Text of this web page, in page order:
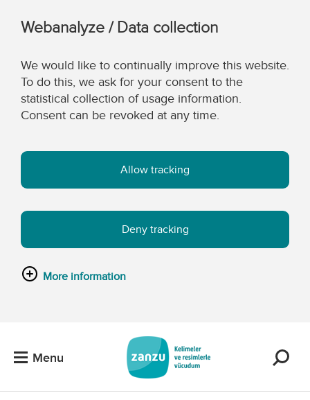
Webanalyze / Data collection
We would like to continually improve this website.
To do this, we ask for your consent to the
statistical collection of usage information.
Consent can be revoked at any time.
Allow tracking
Deny tracking
More information
Menu